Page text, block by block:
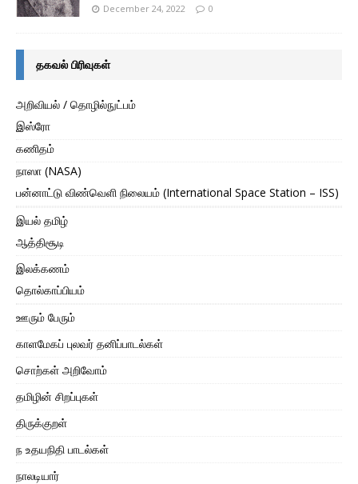
December 24, 2022 0
தகவல் பிரிவுகள்
அறிவியல் / தொழில்நுட்பம்
இஸ்ரோ
கணிதம்
நாஸா (NASA)
பன்னாட்டு விண்வெளி நிலையம் (International Space Station – ISS)
இயல் தமிழ்
ஆத்திசூடி
இலக்கணம்
தொல்காப்பியம்
ஊரும் பேரும்
காளமேகப் புலவர் தனிப்பாடல்கள்
சொற்கள் அறிவோம்
தமிழின் சிறப்புகள்
திருக்குறள்
ந உதயநிதி பாடல்கள்
நாலடியார்